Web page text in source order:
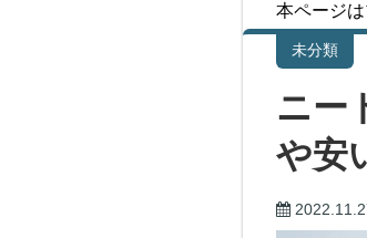
本ページ
未分類
ニー
や安